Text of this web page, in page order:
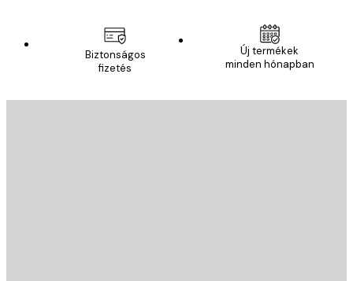
Biztonságos
fizetés
Új termékek
minden hónapban